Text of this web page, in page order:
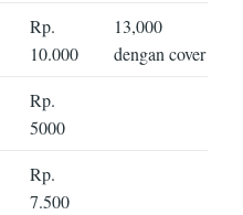
Rp.
10.000
13,000
dengan cover
Rp.
5000
Rp.
7.500